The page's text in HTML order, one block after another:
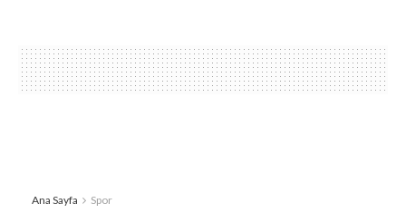
Ana Sayfa Spor